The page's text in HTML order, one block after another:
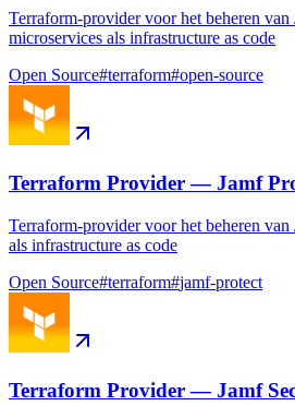
Terraform-provider voor het beheren van
microservices als infrastructure as code
Open Source#terraform#open-source
Terraform Provider — Jamf
Terraform-provider voor het beheren
als infrastructure as code
Open Source#terraform#jamf-protect
Terraform Provider — Jamf